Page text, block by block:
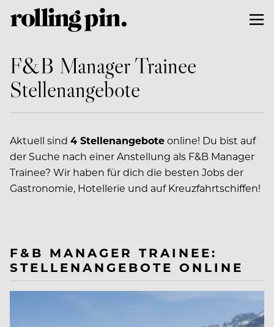
F&B Manager Trainee
Stellenangebote
Aktuell sind 4 Stellenangeboteonline! Du bist auf
der Suche nach einer Anstellung als F&B Manager
Trainee? Wir haben für dich die besten Jobs der
Gastronomie, Hotellerie und auf Kreuzfahrtschiffen!
F&B MANAGER TRAINEE:
STELLENANGEBOTE ONLINE